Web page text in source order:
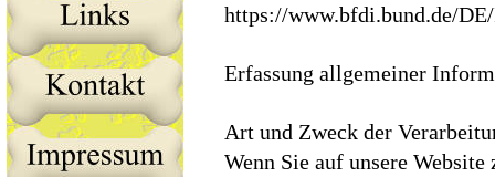
https://www.bfdi.bund.de/
Erfassung allgemeiner
Art und Zweck der
Wenn Sie auf unsere